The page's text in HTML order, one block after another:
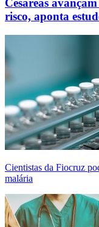
Cesáreas
risco, aponta
Cientistas da Fiocruz
malária